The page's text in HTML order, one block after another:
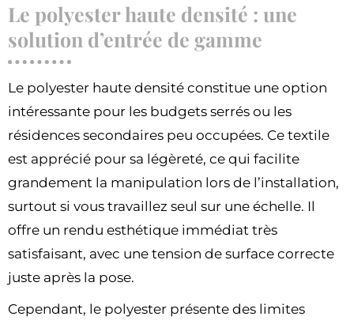
Le polyester haute densité : une
solution d’entrée de gamme
Le polyester haute densité constitue une option
intéressante pour les budgets serrés ou les
résidences secondaires peu occupées. Ce textile
est apprécié pour sa légèreté, ce qui facilite
grandement la manipulation lors de l’installation,
surtout si vous travaillez seul sur une échelle. Il
offre un rendu esthétique immédiat très
satisfaisant, avec une tension de surface correcte
juste après la pose.
Cependant, le polyester présente des limites